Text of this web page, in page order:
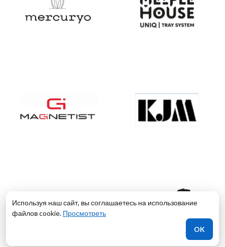
Используя наш сайт, вы соглашаетесь на использование
файлов cookie. Просмотреть
OK